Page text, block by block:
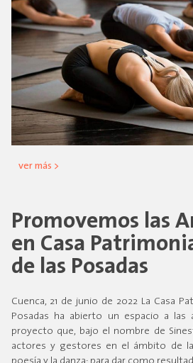
ver más >
Promovemos las
en Casa
de las Posadas
Cuenca, 21 de junio de 2022 La Casa
Posadas ha abierto un espacio a las
proyecto que, bajo el nombre de
actores y gestores en el ámbito de la